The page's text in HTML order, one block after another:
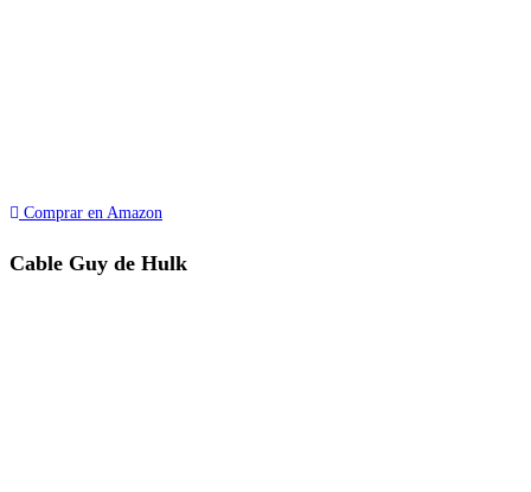
Comprar en Amazon
Cable Guy de Hulk